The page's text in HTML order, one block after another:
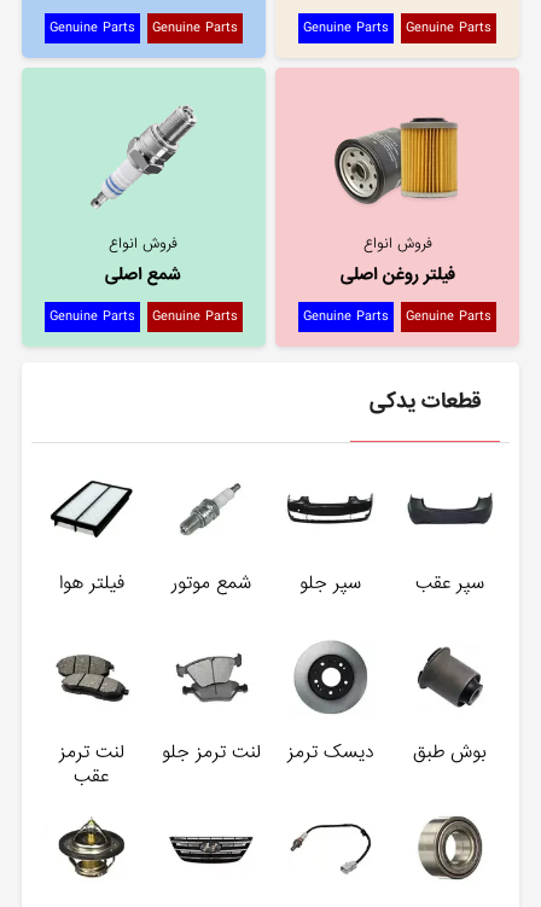
Genuine Parts
Genuine Parts
Genuine Parts
Genuine Parts
فروش انواع
فیلتر روغن اصلی
Genuine Parts
Genuine Parts
فروش انواع
شمع اصلی
Genuine Parts
Genuine Parts
قطعات یدکی
سپر عقب سپر جلو شمع موتور فیلتر هوا
بوش طبق دیسک ترمز لنت ترمز جلو
لنت ترمز
عقب